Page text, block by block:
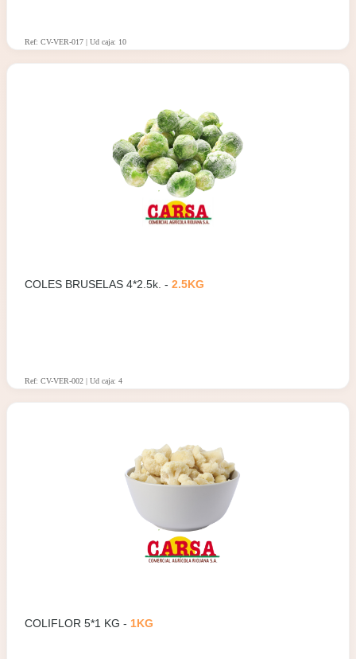
Ref: CV-VER-017 | Ud caja: 10
COLES BRUSELAS 4*2.5k. - 2.5KG
Ref: CV-VER-002 | Ud caja: 4
COLIFLOR 5*1 KG - 1KG